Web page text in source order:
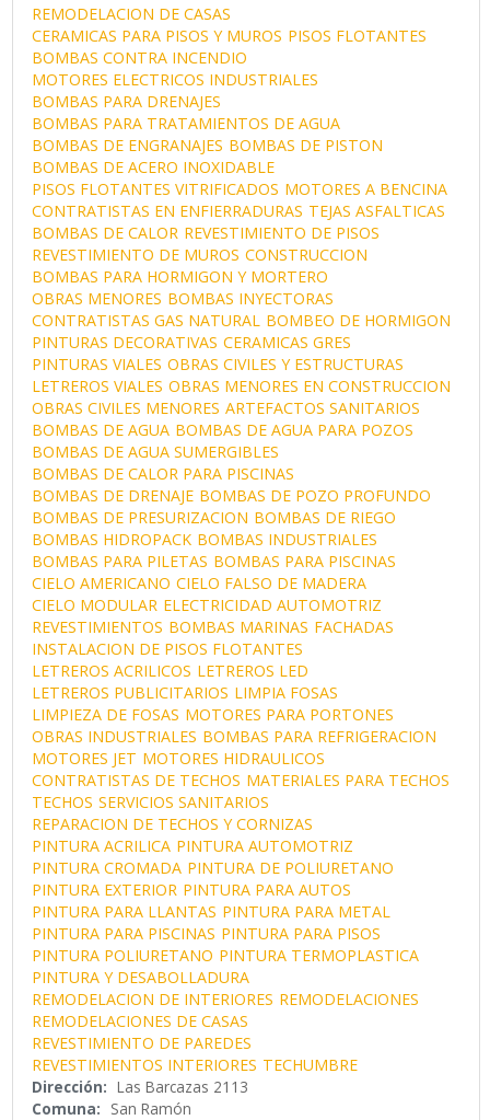
REMODELACION DE CASAS
CERAMICAS PARA PISOS Y MUROS PISOS FLOTANTES
BOMBAS CONTRA INCENDIO
MOTORES ELECTRICOS INDUSTRIALES
BOMBAS PARA DRENAJES
BOMBAS PARA TRATAMIENTOS DE AGUA
BOMBAS DE ENGRANAJES BOMBAS DE PISTON
BOMBAS DE ACERO INOXIDABLE
PISOS FLOTANTES VITRIFICADOS MOTORES A BENCINA
CONTRATISTAS EN ENFIERRADURAS TEJAS ASFALTICAS
BOMBAS DE CALOR REVESTIMIENTO DE PISOS
REVESTIMIENTO DE MUROS CONSTRUCCION
BOMBAS PARA HORMIGON Y MORTERO
OBRAS MENORES BOMBAS INYECTORAS
CONTRATISTAS GAS NATURAL BOMBEO DE HORMIGON
PINTURAS DECORATIVAS CERAMICAS GRES
PINTURAS VIALES OBRAS CIVILES Y ESTRUCTURAS
LETREROS VIALES OBRAS MENORES EN CONSTRUCCION
OBRAS CIVILES MENORES ARTEFACTOS SANITARIOS
BOMBAS DE AGUA BOMBAS DE AGUA PARA POZOS
BOMBAS DE AGUA SUMERGIBLES
BOMBAS DE CALOR PARA PISCINAS
BOMBAS DE DRENAJE BOMBAS DE POZO PROFUNDO
BOMBAS DE PRESURIZACION BOMBAS DE RIEGO
BOMBAS HIDROPACK BOMBAS INDUSTRIALES
BOMBAS PARA PILETAS BOMBAS PARA PISCINAS
CIELO AMERICANO CIELO FALSO DE MADERA
CIELO MODULAR ELECTRICIDAD AUTOMOTRIZ
REVESTIMIENTOS BOMBAS MARINAS FACHADAS
INSTALACION DE PISOS FLOTANTES
LETREROS ACRILICOS LETREROS LED
LETREROS PUBLICITARIOS LIMPIA FOSAS
LIMPIEZA DE FOSAS MOTORES PARA PORTONES
OBRAS INDUSTRIALES BOMBAS PARA REFRIGERACION
MOTORES JET MOTORES HIDRAULICOS
CONTRATISTAS DE TECHOS MATERIALES PARA TECHOS
TECHOS SERVICIOS SANITARIOS
REPARACION DE TECHOS Y CORNIZAS
PINTURA ACRILICA PINTURA AUTOMOTRIZ
PINTURA CROMADA PINTURA DE POLIURETANO
PINTURA EXTERIOR PINTURA PARA AUTOS
PINTURA PARA LLANTAS PINTURA PARA METAL
PINTURA PARA PISCINAS PINTURA PARA PISOS
PINTURA POLIURETANO PINTURA TERMOPLASTICA
PINTURA Y DESABOLLADURA
REMODELACION DE INTERIORES REMODELACIONES
REMODELACIONES DE CASAS
REVESTIMIENTO DE PAREDES
REVESTIMIENTOS INTERIORES TECHUMBRE
Dirección: Las Barcazas 2113
Comuna: San Ramón